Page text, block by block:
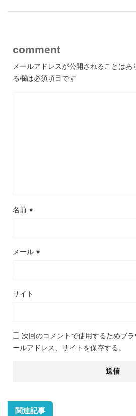
comment
メールアドレスが公開されることはあ
る欄は必須項目です
名前 ※
メール ※
サイト
次回のコメントで使用するためブ
ールアドレス、サイトを保存する。
関連記事